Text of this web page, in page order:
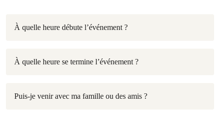
À quelle heure débute l’événement ?
À quelle heure se termine l’événement ?
Puis-je venir avec ma famille ou des amis ?